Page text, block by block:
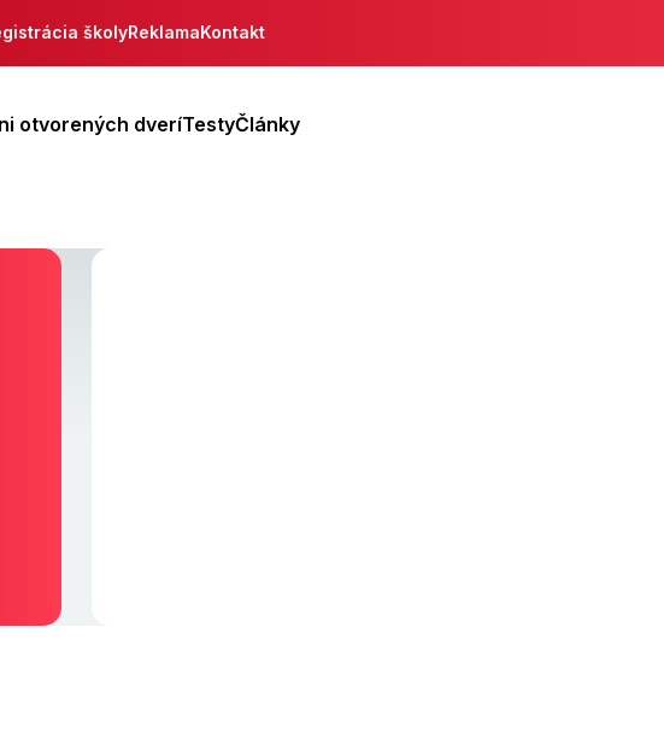
školyReklamaKontakt
otvorených dveríTestyČlánky